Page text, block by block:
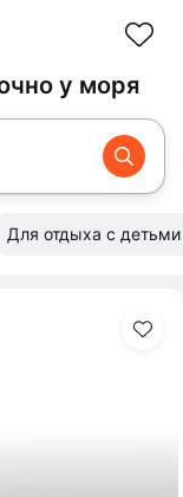
у моря
Для отдыха с детьми